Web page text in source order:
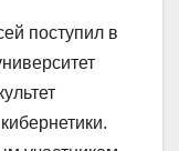
поступил в